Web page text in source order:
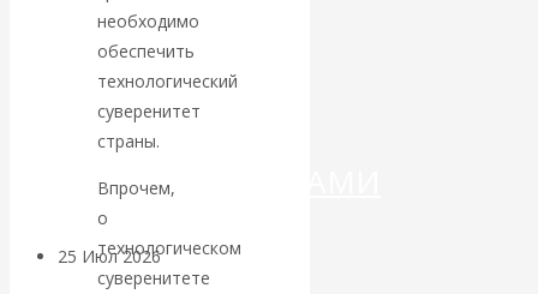
ДЕНЕГ»: КИТАЙ
ВЕДЁТ БОРЬБУ
КРИПТОВАЛЮТАМИ
25 Июл 2026Геополитика
необходимо
обеспечить
технологический
суверенитет
страны.
Впрочем,
о
технологическом
суверенитете